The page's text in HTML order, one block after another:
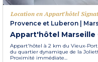
Location en Appart'hôtel
Provence et Luberon
Appart'hôtel Marseille
Appart'hôtel à 2 km du Vieux-
du quartier dynamique de la
Proximité immédiate...